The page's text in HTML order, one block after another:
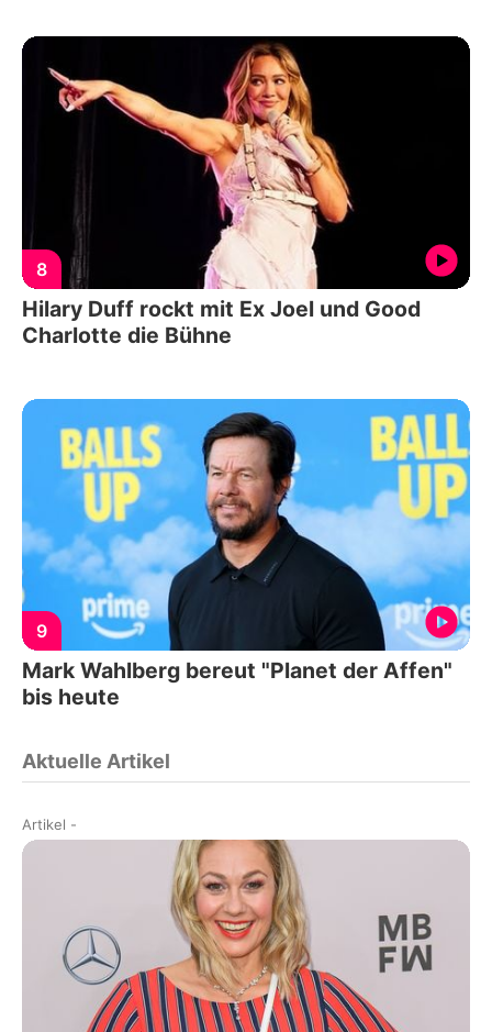
8
Hilary Duff rockt mit Ex Joel und Good
Charlotte die Bühne
9
Mark Wahlberg bereut "Planet der Affen"
bis heute
Aktuelle Artikel
Artikel -